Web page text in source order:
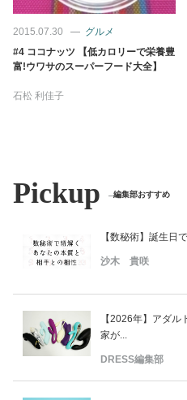
2015.07.30
グルメ
#4 ココナッツ 【低カロリーで栄養豊
富!ウワサのスーパーフード大全】
石松 利佳子
Pickup 編集部おすすめ
【数秘術】誕生日
沙木 貴咲
【2026年】アダ
家が...
DRESS編集部